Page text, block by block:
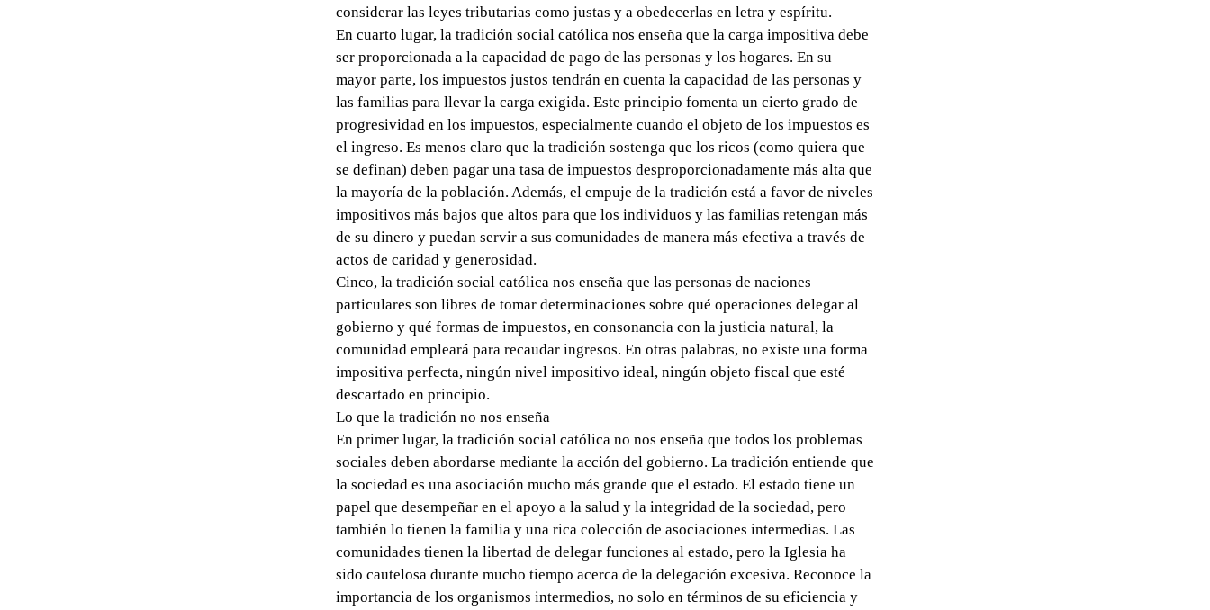
considerar las leyes tributarias como justas y a obedecerlas en letra y espíritu.
En cuarto lugar, la tradición social católica nos enseña que la carga impositiva debe
ser proporcionada a la capacidad de pago de las personas y los hogares. En su
mayor parte, los impuestos justos tendrán en cuenta la capacidad de las personas y
las familias para llevar la carga exigida. Este principio fomenta un cierto grado de
progresividad en los impuestos, especialmente cuando el objeto de los impuestos es
el ingreso. Es menos claro que la tradición sostenga que los ricos (como quiera que
se definan) deben pagar una tasa de impuestos desproporcionadamente más alta que
la mayoría de la población. Además, el empuje de la tradición está a favor de niveles
impositivos más bajos que altos para que los individuos y las familias retengan más
de su dinero y puedan servir a sus comunidades de manera más efectiva a través de
actos de caridad y generosidad.
Cinco, la tradición social católica nos enseña que las personas de naciones
particulares son libres de tomar determinaciones sobre qué operaciones delegar al
gobierno y qué formas de impuestos, en consonancia con la justicia natural, la
comunidad empleará para recaudar ingresos. En otras palabras, no existe una forma
impositiva perfecta, ningún nivel impositivo ideal, ningún objeto fiscal que esté
descartado en principio.
Lo que la tradición no nos enseña
En primer lugar, la tradición social católica no nos enseña que todos los problemas
sociales deben abordarse mediante la acción del gobierno. La tradición entiende que
la sociedad es una asociación mucho más grande que el estado. El estado tiene un
papel que desempeñar en el apoyo a la salud y la integridad de la sociedad, pero
también lo tienen la familia y una rica colección de asociaciones intermedias. Las
comunidades tienen la libertad de delegar funciones al estado, pero la Iglesia ha
sido cautelosa durante mucho tiempo acerca de la delegación excesiva. Reconoce la
importancia de los organismos intermedios, no solo en términos de su eficiencia y